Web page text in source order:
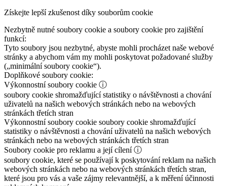
Získejte lepší zkušenost díky souborům cookie
Nezbytně nutné soubory cookie a soubory cookie pro zajištění
funkcí:
Tyto soubory jsou nezbytné, abyste mohli procházet naše webové
stránky a abychom vám my mohli poskytovat požadované služby
(„minimální soubory cookie“).
Doplňkové soubory cookie:
Výkonnostní soubory cookie ⓘ
soubory cookie shromažďující statistiky o návštěvnosti a chování
uživatelů na našich webových stránkách nebo na webových
stránkách třetích stran
Výkonnostní soubory cookie soubory cookie shromažďující
statistiky o návštěvnosti a chování uživatelů na našich webových
stránkách nebo na webových stránkách třetích stran
Soubory cookie pro reklamu a její cílení ⓘ
soubory cookie, které se používají k poskytování reklam na našich
webových stránkách nebo na webových stránkách třetích stran,
které jsou pro vás a vaše zájmy relevantnější, a k měření účinnosti